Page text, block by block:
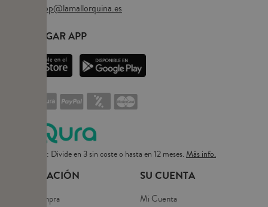
eshop@lamallorquina.es
DESCARGAR APP
Pago flexible: Divide en 3 sin coste o hasta en 12 meses. Más info.
INFORMACIÓN
Guía de compra
SU CUENTA
Mi Cuenta